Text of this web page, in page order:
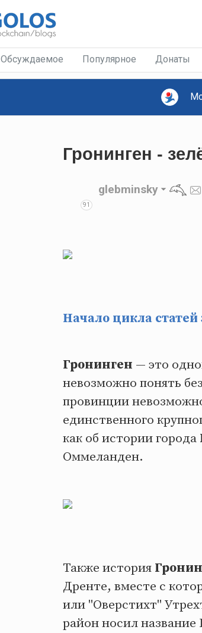
Обсуждаемое Популярное Донаты
Гронинген -
91
glebminsky
Начало цикла статей
Гронинген — это
невозможно понять
провинции
единственного
как об истории города
Оммеланден.
Также история
Дренте, вместе с
или "Оверстихт"
район носил